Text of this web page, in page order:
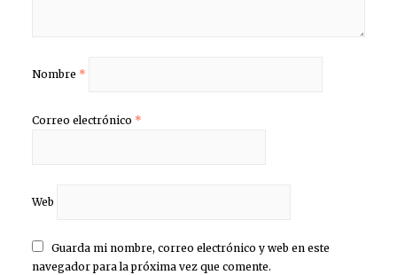
Nombre *
Correo electrónico *
Web
Guarda mi nombre, correo electrónico y web en este
navegador para la próxima vez que comente.